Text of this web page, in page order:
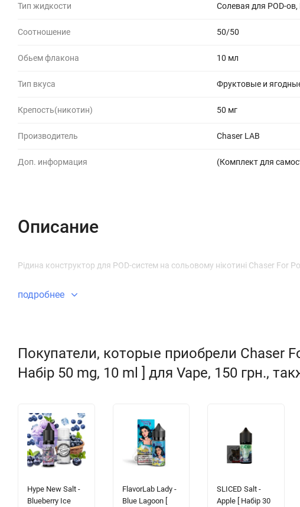
Тип жидкости Солевая для POD-
Соотношение 50/50
Обьем флакона 10 мл
Тип вкуса Фруктовые и
Крепость(никотин) 50 мг
Производитель Chaser LAB
Доп. информация (Комплект для
Описание
Рідина конструктор для POD-систем на сольовому нікотині Chaser
подробнее
Покупатели, которые приобрели Chaser
Набір 50 mg, 10 ml ] для Vape, 150 грн.,
Hype New Salt -
Blueberry Ice
FlavorLab Lady -
Blue Lagoon [
SLICED Salt -
Apple [ Набір 30